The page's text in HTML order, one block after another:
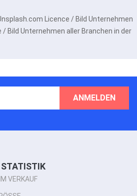
Licence / Bild Unternehmen
Bild Unternehmen aller Branchen in der
ANMELDEN
VERKAUF